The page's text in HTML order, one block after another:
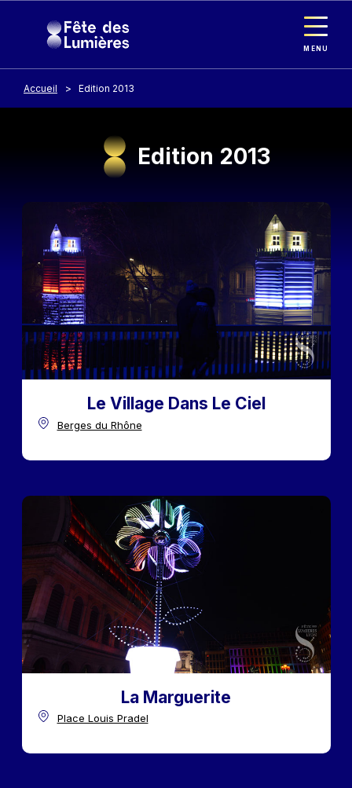
MENU
Accueil Edition 2013
Edition 2013
Le Village Dans Le Ciel
Berges du Rhône
La Marguerite
Place Louis Pradel